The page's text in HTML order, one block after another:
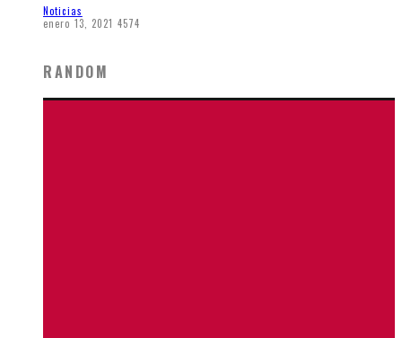
Noticias
enero 13, 2021 4574
RANDOM